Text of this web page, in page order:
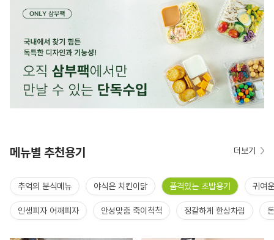
메뉴별 추천용기 더보기
추억의 분식메뉴 야식은 치킨이닭 품격있는 초밥용기 귀여
인생피자 어깨피자 안성맞춤 죽이척척 정갈하게 한상차림